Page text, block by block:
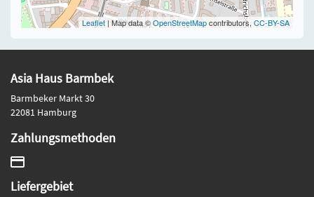
Leaflet | Map data ©OpenStreetMapcontributors, CC-BY-SA
Asia Haus Barmbek
Barmbeker Markt 30
22081 Hamburg
Zahlungsmethoden
Liefergebiet